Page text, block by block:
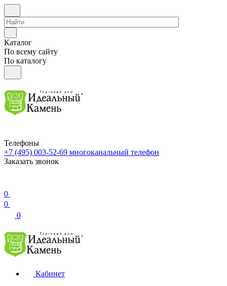
Каталог
По всему сайту
По каталогу
Телефоны
+7 (495) 003-52-69 многоканальный телефон
Заказать звонок
0
0
0
Кабинет